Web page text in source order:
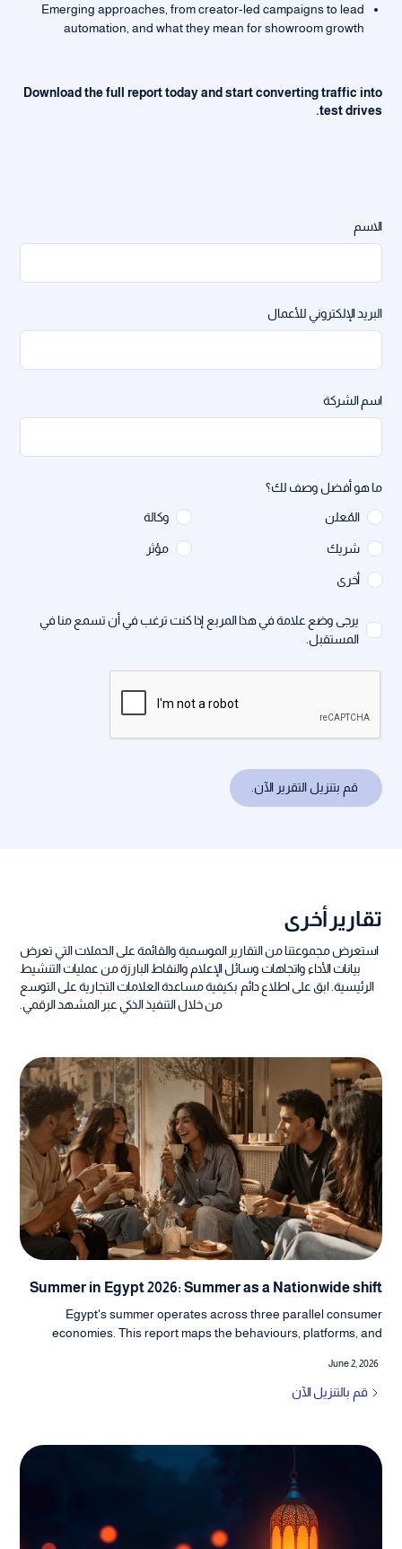
Emerging approaches, from creator-led campaigns to lead
automation, and what they mean for showroom growth
Download the full report today and start converting traffic into
test drives.
الاسم
البريد الإلكتروني للأعمال
اسم الشركة
ما هو أفضل وصف لك؟
المُعلن وكالة
شريك مؤثر
أخرى
يرجى وضع علامة في هذا المربع إذا كنت ترغب في أن تسمع منا في
المستقبل.
تقارير أخرى
استعرض مجموعتنا من التقارير الموسمية والقائمة على الحملات التي تعرض
بيانات الأداء واتجاهات وسائل الإعلام والنقاط البارزة من عمليات التنشيط
الرئيسية. ابق على اطلاع دائم بكيفية مساعدة العلامات التجارية على التوسع
من خلال التنفيذ الذكي عبر المشهد الرقمي.
Summer in Egypt 2026: Summer as a Nationwide shift
Egypt's summer operates across three parallel consumer
economies. This report maps the behaviours, platforms, and
in 2026.
June 2, 2026
قم بالتنزيل الآن